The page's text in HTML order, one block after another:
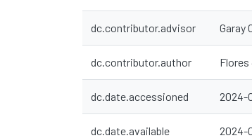
dc.contributor.advisor Garay
dc.contributor.author Flores
dc.date.accessioned 2024-
dc.date.available 2024-